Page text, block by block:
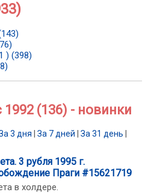
(136) - новинки
3 дня За 7 дней За 31 день
3 рубля 1995 г.
Праги #15621719
в холдере.
) (398)